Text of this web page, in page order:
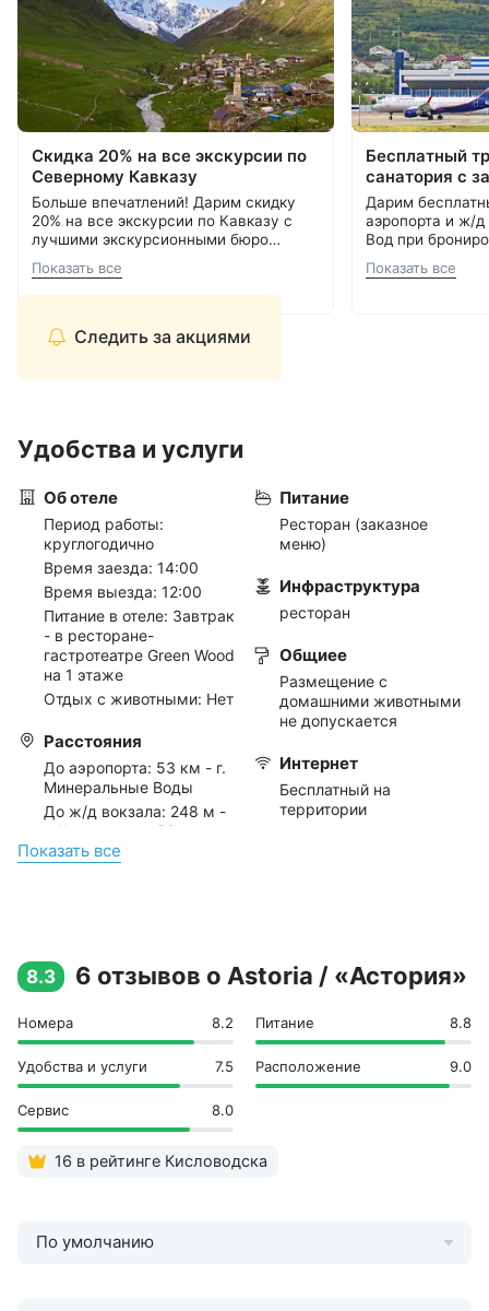
Следить за акциями
Скидка 20% на все экскурсии по
Северному Кавказу
Больше впечатлений! Дарим скидку
20% на все экскурсии по Кавказу с
лучшими экскурсионными бюро
самые красивые места России.
Прекрасная возможность сэкономить
С теплом и заботой, Курорт26.ру
Показать все
Бесплатный
санатория с
Дарим
аэропорта и ж/
Вод при
8 800 700-15-77
Показать все
Удобства и услуги
Об отеле
Период работы:
круглогодично
Время заезда: 14:00
Время выезда: 12:00
Питание в отеле: Завтрак
- в ресторане-
гастротеатре Green Wood
на 1 этаже
Отдых с животными: Нет
Расстояния
До аэропорта: 53 км - г.
Минеральные Воды
До ж/д вокзала: 248 м -
г. Кисловодск; 53 км - г.
Минеральные Воды
Отдых с детьми
Отдых с 0 лет
Скидки детям до 13 лет
Питание
Ресторан (заказное
меню)
Инфраструктура
ресторан
Общиее
Размещение с
домашними животными
не допускается
Интернет
Бесплатный на
территории
Показать всe
8.3 6 отзывов о Astoria / «Астория»
Номера 8.2 Питание 8.8
Удобства и услуги 7.5 Расположение 9.0
Сервис 8.0
16 в рейтинге Кисловодска
По умолчанию